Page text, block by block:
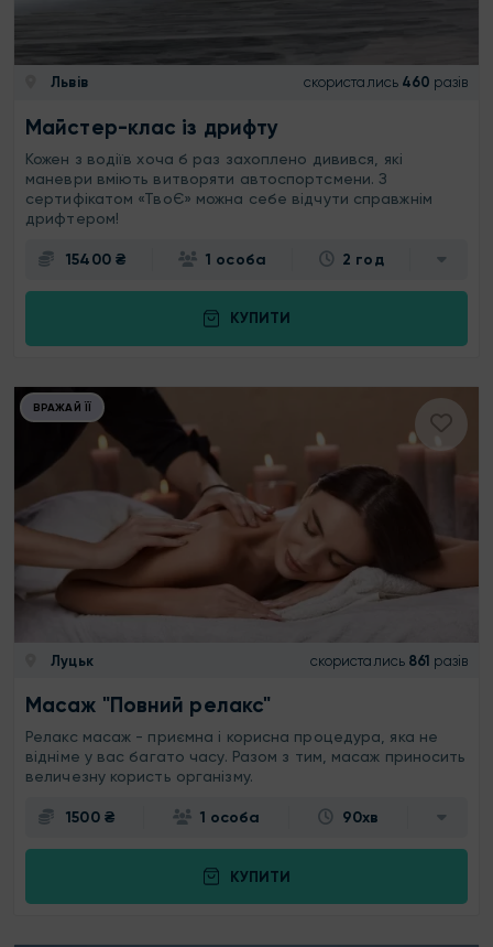
Львів скористались 460 разів
Майстер-клас із дрифту
Кожен з водіїв хоча б раз захоплено дивився, які
маневри вміють витворяти автоспортсмени. З
сертифікатом «ТвоЄ» можна себе відчути справжнім
дрифтером!
15400 ₴ 1 особа 2 год
КУПИТИ
ВРАЖАЙ ЇЇ
Луцьк скористались 861 разів
Масаж "Повний релакс"
Релакс масаж - приємна і корисна процедура, яка не
відніме у вас багато часу. Разом з тим, масаж приносить
величезну користь організму.
1500 ₴ 1 особа 90хв
КУПИТИ